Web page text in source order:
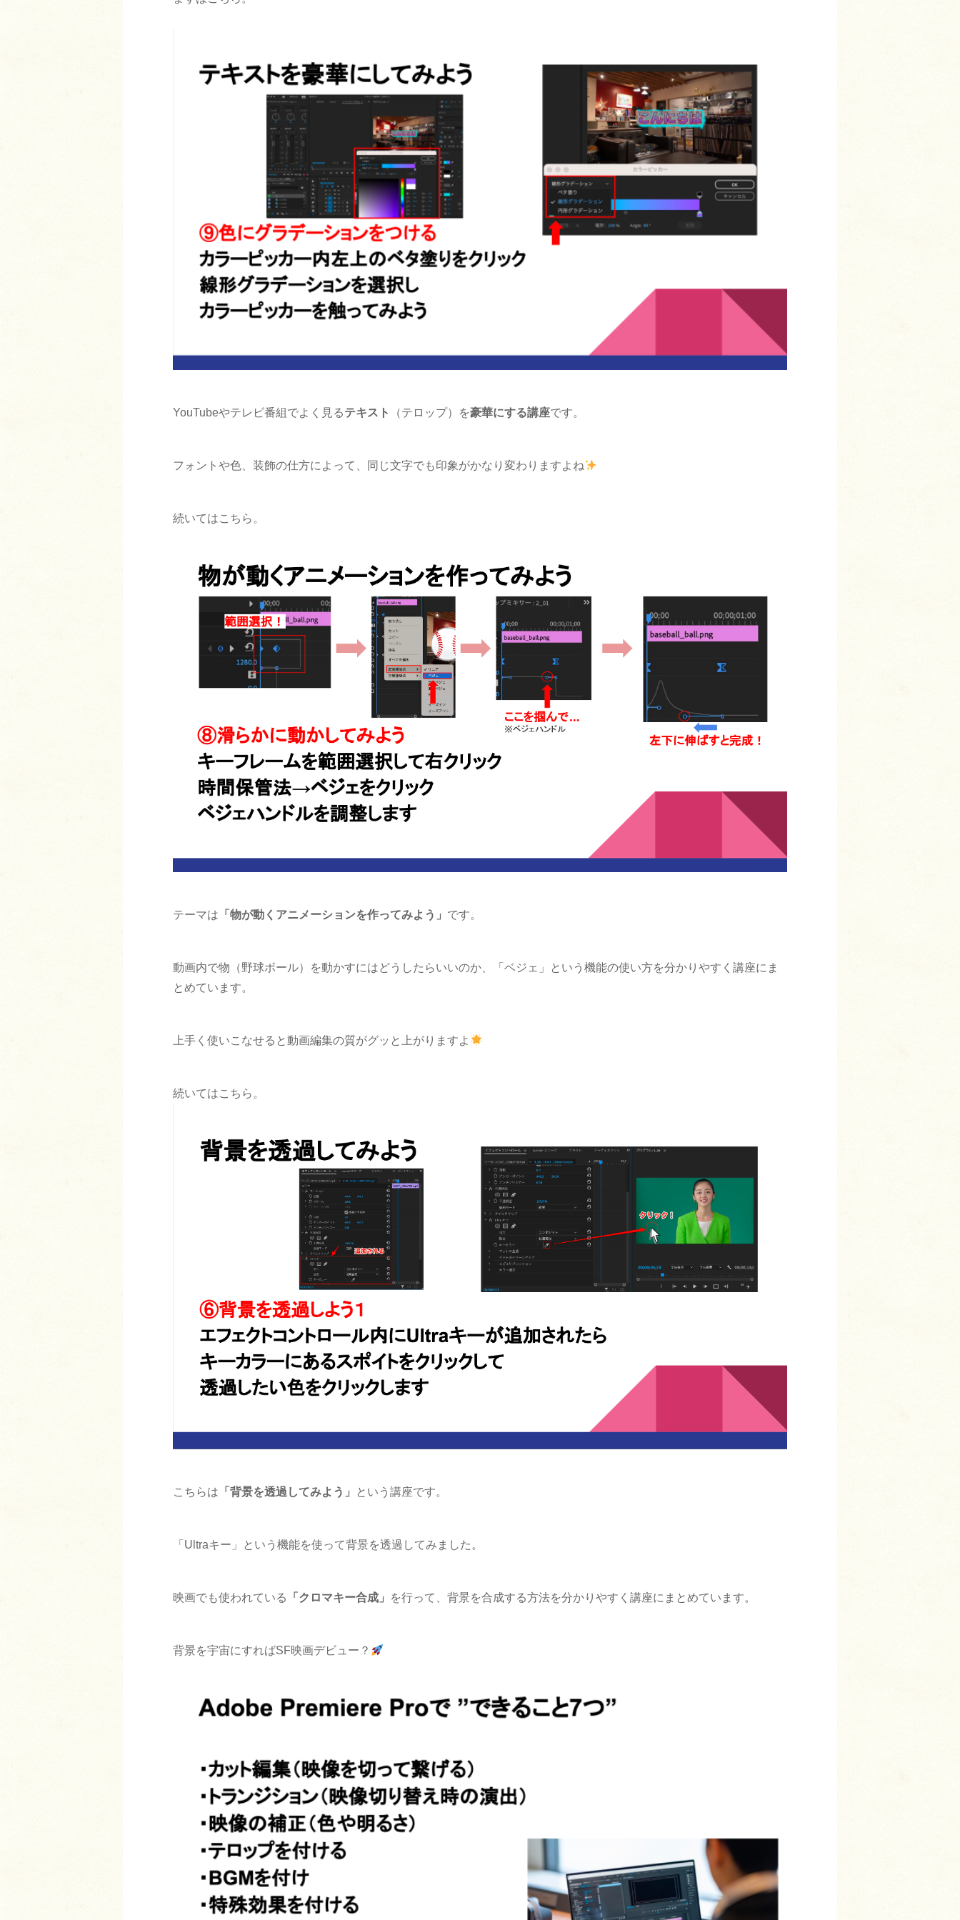
YouTubeやテレビ番組でよく見るテキスト （テロップ）を豪華にする講座です。
フォントや色、装飾の仕方によって、同じ文字でも印象がかなり変わりますよね
続いてはこちら。
テーマは 「物が動くアニメーションを作ってみよう」 です。
動画内で物（野球ボール）を動かすにはどうしたらいいのか、「ベジェ」という機能の使い方を分かりやすく講座にま
とめています。
上手く使いこなせると動画編集の質がグッと上がりますよ
続いてはこちら。
こちらは 「背景を透過してみよう」 という講座です。
「Ultraキー」という機能を使って背景を透過してみました。
映画でも使われている 「クロマキー合成」 を行って、背景を合成する方法を分かりやすく講座にまとめています。
背景を宇宙にすればSF映画デビュー？